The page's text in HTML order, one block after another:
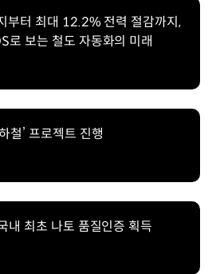
부터 최대 12.2% 전력 절감까지,
로 보는 철도 자동화의 미래
철’ 프로젝트 진행
내 최초 나토 품질인증 획득